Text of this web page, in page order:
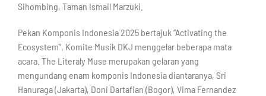
Sihombing, Taman Ismail Marzuki.
Pekan Komponis Indonesia 2025 bertajuk “Activating the
Ecosystem”, Komite Musik DKJ menggelar beberapa mata
acara. The Literaly Muse merupakan gelaran yang
mengundang enam komponis Indonesia diantaranya, Sri
Hanuraga (Jakarta), Doni Dartafian (Bogor), Vima Fernandez